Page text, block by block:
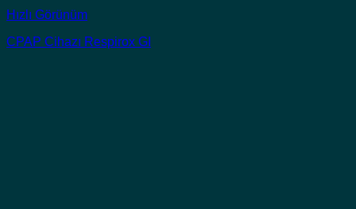
Hızlı Görünüm
CPAP Cihazı Respirox GI